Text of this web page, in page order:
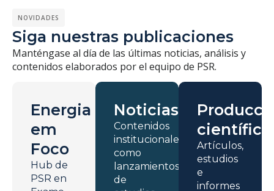
NOVIDADES
Siga nuestras publicaciones
Manténgase al día de las últimas noticias, análisis y
contenidos elaborados por el equipo de PSR.
Energia
em
Foco
Hub de
PSR en
Noticias
Contenidos
institucionales
como
lanzamientos
de
Artículos,
estudios
e
informes